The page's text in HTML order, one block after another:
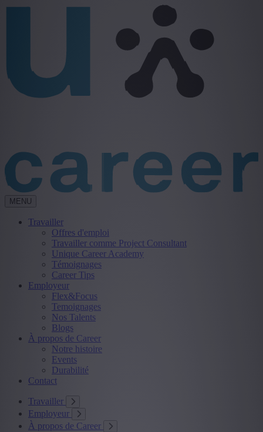
MENU
Travailler
Offres d'emploi
Travailler comme Project Consultant
Unique Career Academy
Témoignages
Career Tips
Employeur
Flex&Focus
Temoignages
Nos Talents
Blogs
À propos de Career
Notre histoire
Events
Durabilité
Contact
Travailler
Employeur
À propos de Career